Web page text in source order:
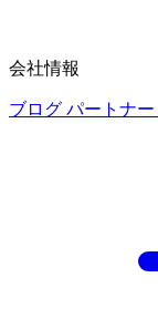
会社情報
ブログ パートナー